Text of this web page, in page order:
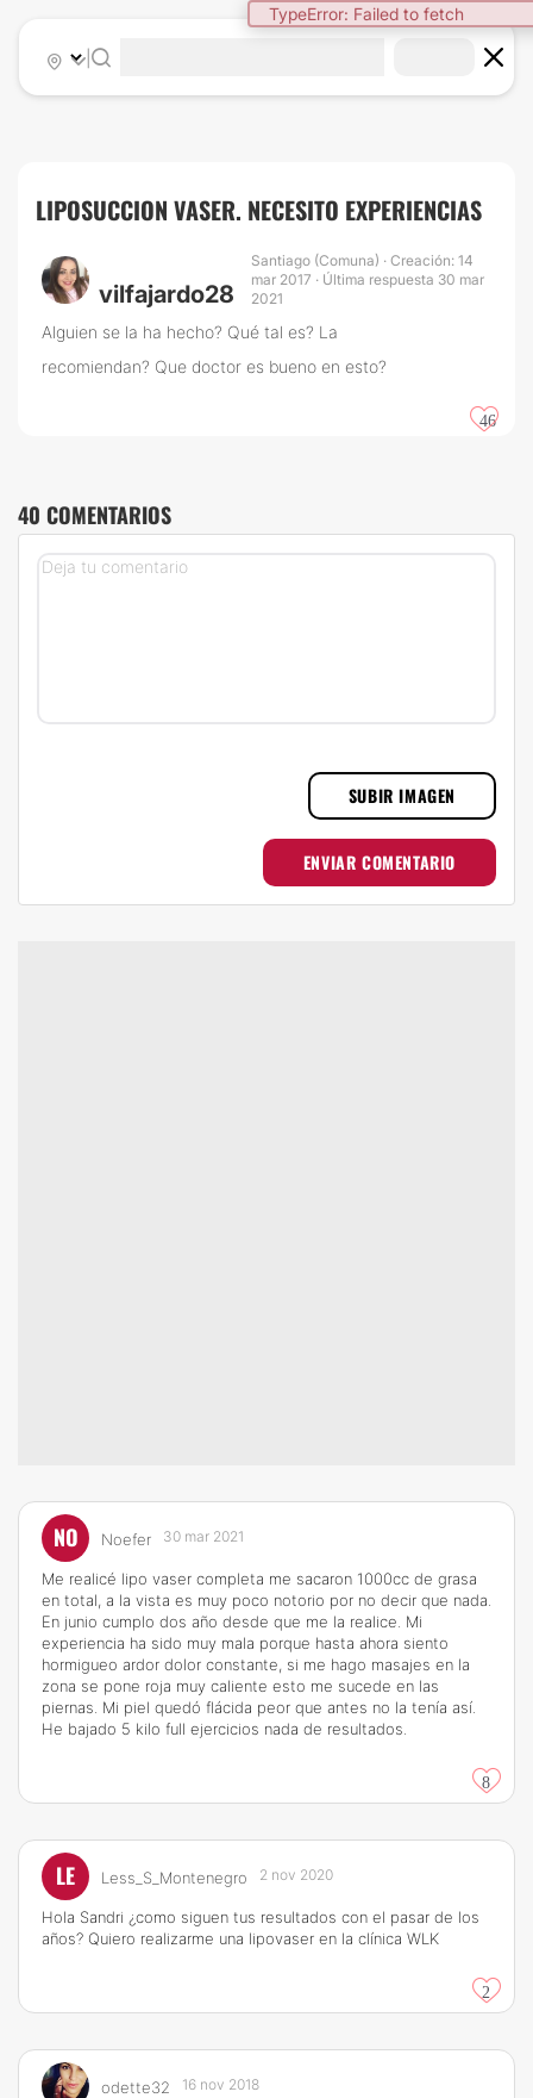
TypeError: Failed to fetch
|
LIPOSUCCION VASER. NECESITO EXPERIENCIAS
vilfajardo28
Santiago (Comuna) · Creación: 14
mar 2017 · Última respuesta 30 mar
2021
Alguien se la ha hecho? Qué tal es? La
recomiendan? Que doctor es bueno en esto?
46
40 COMENTARIOS
SUBIR IMAGEN
ENVIAR COMENTARIO
NO Noefer 30 mar 2021
Me realicé lipo vaser completa me sacaron 1000cc de grasa
en total, a la vista es muy poco notorio por no decir que nada.
En junio cumplo dos año desde que me la realice. Mi
experiencia ha sido muy mala porque hasta ahora siento
hormigueo ardor dolor constante, si me hago masajes en la
zona se pone roja muy caliente esto me sucede en las
piernas. Mi piel quedó flácida peor que antes no la tenía así.
He bajado 5 kilo full ejercicios nada de resultados.
8
LE Less_S_Montenegro 2 nov 2020
Hola Sandri ¿como siguen tus resultados con el pasar de los
años? Quiero realizarme una lipovaser en la clínica WLK
2
odette32 16 nov 2018